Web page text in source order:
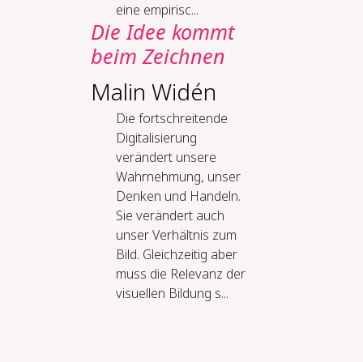
eine empirisc...
Die Idee kommt
beim Zeichnen
Malin Widén
Die fortschreitende
Digitalisierung
verändert unsere
Wahrnehmung, unser
Denken und Handeln.
Sie verändert auch
unser Verhältnis zum
Bild. Gleichzeitig aber
muss die Relevanz der
visuellen Bildung s...